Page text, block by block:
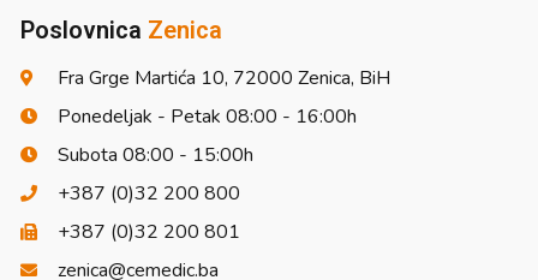
Poslovnica Zenica
Fra Grge Martića 10, 72000 Zenica, BiH
Ponedeljak - Petak 08:00 - 16:00h
Subota 08:00 - 15:00h
+387 (0)32 200 800
+387 (0)32 200 801
zenica@cemedic.ba